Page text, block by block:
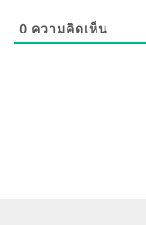
0 ความคิดเห็น